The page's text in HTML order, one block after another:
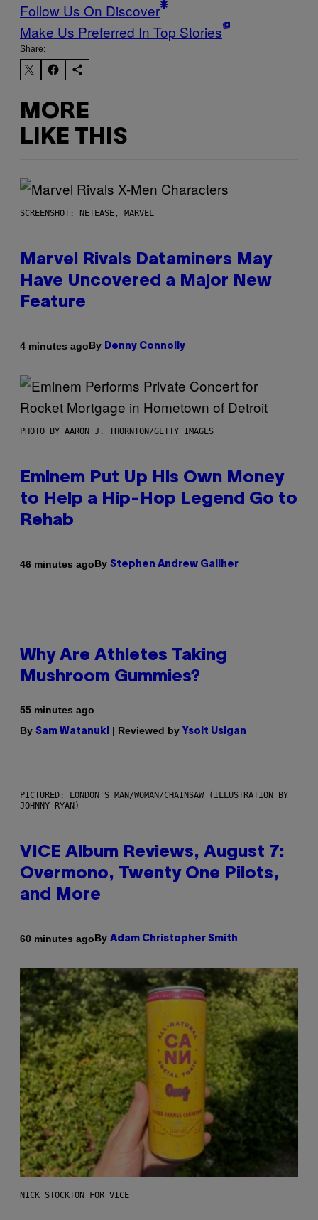
Follow Us On Discover
Make Us Preferred In Top Stories
Share:
MORE
LIKE THIS
SCREENSHOT: NETEASE, MARVEL
Marvel Rivals Dataminers May
Have Uncovered a Major New
Feature
4 minutes agoBy Denny Connolly
PHOTO BY AARON J. THORNTON/GETTY IMAGES
Eminem Put Up His Own Money
to Help a Hip-Hop Legend Go to
Rehab
46 minutes agoBy Stephen Andrew Galiher
Why Are Athletes Taking
Mushroom Gummies?
55 minutes ago
By Sam Watanuki | Reviewed by Ysolt Usigan
PICTURED: LONDON'S MAN/WOMAN/CHAINSAW (ILLUSTRATION BY
JOHNNY RYAN)
VICE Album Reviews, August 7:
Overmono, Twenty One Pilots,
and More
60 minutes agoBy Adam Christopher Smith
NICK STOCKTON FOR VICE